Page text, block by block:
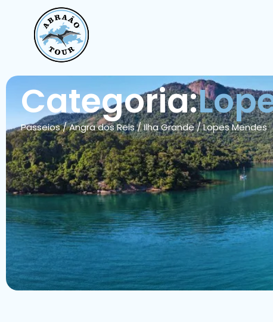
Categoria:
Passeios/Angra dos Reis/Ilha Grande/Lopes Mendes